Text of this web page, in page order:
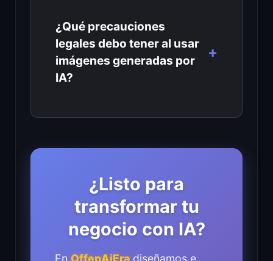
¿Qué precauciones
legales debo tener al usar
imágenes generadas por
IA?
¿Listo para
transformar tu
negocio con IA?
En OffenAiEra diseñamos e